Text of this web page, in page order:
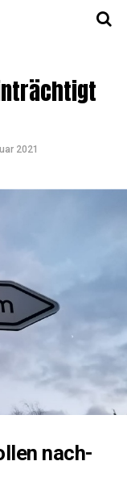
2021
nach­